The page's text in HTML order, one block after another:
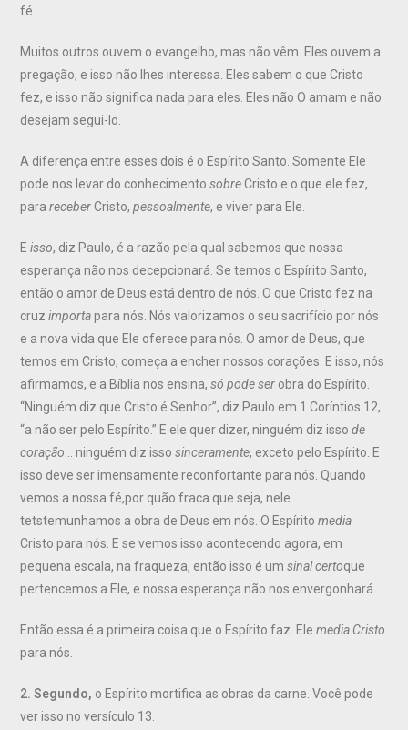
fé.
Muitos outros ouvem o evangelho, mas não vêm. Eles ouvem a
pregação, e isso não lhes interessa. Eles sabem o que Cristo
fez, e isso não significa nada para eles. Eles não O amam e não
desejam segui-lo.
A diferença entre esses dois é o Espírito Santo. Somente Ele
pode nos levar do conhecimento sobreCristo e o que ele fez,
parareceberCristo,pessoalmente, e viver para Ele.
Eisso, diz Paulo, é a razão pela qual sabemos que nossa
esperança não nos decepcionará. Se temos o Espírito Santo,
então o amor de Deus está dentro de nós. O que Cristo fez na
cruzimportapara nós. Nós valorizamos o seu sacrifício por nós
e a nova vida que Ele oferece para nós. O amor de Deus, que
temos em Cristo, começa a encher nossos corações. E isso, nós
afirmamos, e a Bíblia nos ensina,só pode ser obra do Espírito.
“Ninguém diz que Cristo é Senhor”, diz Paulo em 1 Coríntios 12,
“a não ser pelo Espírito.” E ele quer dizer, ninguém diz issode
coração … ninguém diz issosinceramente, exceto pelo Espírito. E
isso deve ser imensamente reconfortante para nós. Quando
vemos a nossa fé,por quão fraca que seja, nele
tetstemunhamos a obra de Deus em nós. O Espíritomedia
Cristo para nós. E se vemos isso acontecendo agora, em
pequena escala, na fraqueza, então isso é umsinal certoque
pertencemos a Ele, e nossa esperança não nos envergonhará.
Então essa é a primeira coisa que o Espírito faz. Elemedia Cristo
para nós.
2. Segundo, o Espírito mortifica as obras da carne. Você pode
ver isso no versículo 13.